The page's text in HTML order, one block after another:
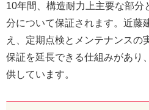
10年間、構造耐力上主要な部分
分について保証されます。近藤
え、定期点検とメンテナンスの
保証を延長できる仕組みがあり
供しています。